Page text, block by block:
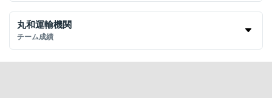
丸和運輸機関
チーム成績